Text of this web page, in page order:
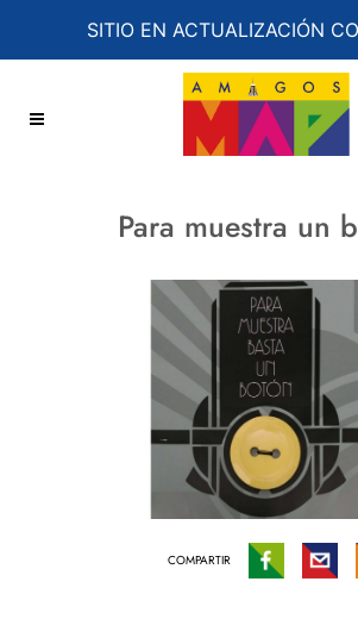
SITIO EN ACTUALIZACIÓN
Para muestra un
COMPARTIR